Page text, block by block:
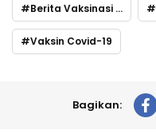
Berita Vaksinasi Kendari
Vaksin Covid-19
Bagikan: